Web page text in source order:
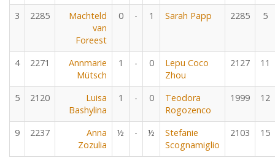
3 2285
Machteld
van
Foreest
0 - 1 Sarah Papp 2285 5
4 2271
Annmarie
Mütsch
1 - 0
Lepu Coco
Zhou
2127 11
5 2120
Luisa
Bashylina
1 - 0
Teodora
Rogozenco
1999 12
9 2237
Anna
Zozulia
½ - ½
Stefanie
Scognamiglio
2103 15